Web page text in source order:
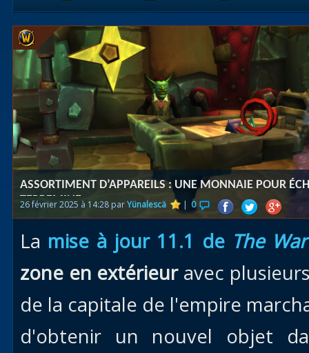
Coeur
Races
alliées
des îles
Uldum
ASSORTIMENT D’APPAREILS : UNE MONNAIE POUR
TERREMINE
26 février 2025 à 14:28 parYünalescä | 0
La mise à jour 11.1 de The
zone en extérieuravec
de la capitale de l'empire
d'obtenir un nouvel objet